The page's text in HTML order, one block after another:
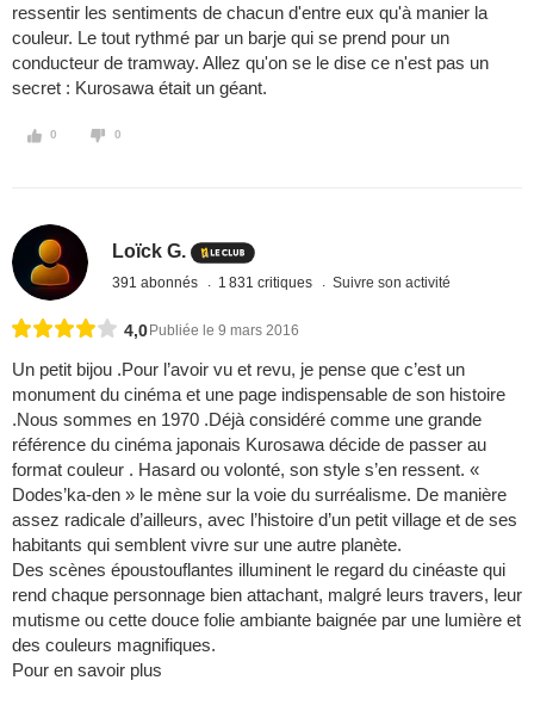
ressentir les sentiments de chacun d'entre eux qu'à manier la
couleur. Le tout rythmé par un barje qui se prend pour un
conducteur de tramway. Allez qu'on se le dise ce n'est pas un
secret : Kurosawa était un géant.
0 0
Loïck G.
391 abonnés 1 831 critiques Suivre son activité
4,0 Publiée le 9 mars 2016
Un petit bijou .Pour l’avoir vu et revu, je pense que c’est un
monument du cinéma et une page indispensable de son histoire
.Nous sommes en 1970 .Déjà considéré comme une grande
référence du cinéma japonais Kurosawa décide de passer au
format couleur . Hasard ou volonté, son style s’en ressent. «
Dodes’ka-den » le mène sur la voie du surréalisme. De manière
assez radicale d’ailleurs, avec l’histoire d’un petit village et de ses
habitants qui semblent vivre sur une autre planète.
Des scènes époustouflantes illuminent le regard du cinéaste qui
rend chaque personnage bien attachant, malgré leurs travers, leur
mutisme ou cette douce folie ambiante baignée par une lumière et
des couleurs magnifiques.
Pour en savoir plus